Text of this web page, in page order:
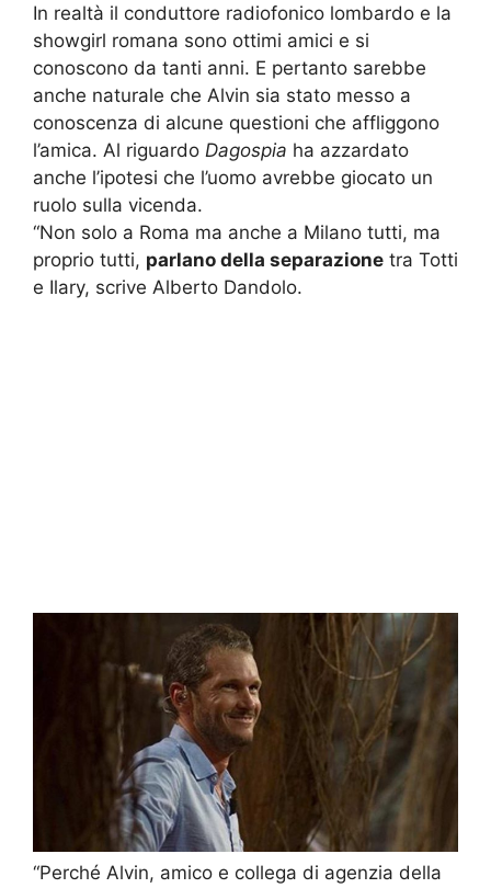
In realtà il conduttore radiofonico lombardo e la
showgirl romana sono ottimi amici e si
conoscono da tanti anni. E pertanto sarebbe
anche naturale che Alvin sia stato messo a
conoscenza di alcune questioni che affliggono
l’amica. Al riguardo Dagospia ha azzardato
anche l’ipotesi che l’uomo avrebbe giocato un
ruolo sulla vicenda.
“Non solo a Roma ma anche a Milano tutti, ma
proprio tutti, parlano della separazione tra Totti
e Ilary, scrive Alberto Dandolo.
“Perché Alvin, amico e collega di agenzia della